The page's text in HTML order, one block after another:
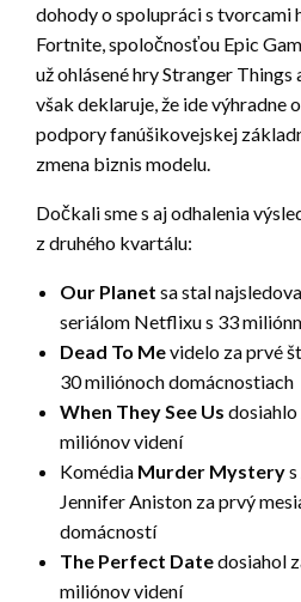
dohody o spolupráci s tvorcami
Fortnite, spoločnosťou Epic
už ohlásené hry Stranger Things
však deklaruje, že ide výhradne
podpory fanúšikovejskej
zmena biznis modelu.
Dočkali sme s aj odhalenia
z druhého kvartálu:
Our Planet sa stal
seriálom Netflixu s 33
Dead To Mevidelo za prvé
30 miliónoch domácnostiach
When They See Us dosiahlo
miliónov videní
Komédia Murder Mystery
Jennifer Aniston za prvý
domácností
The Perfect Datedosiahol
miliónov videní